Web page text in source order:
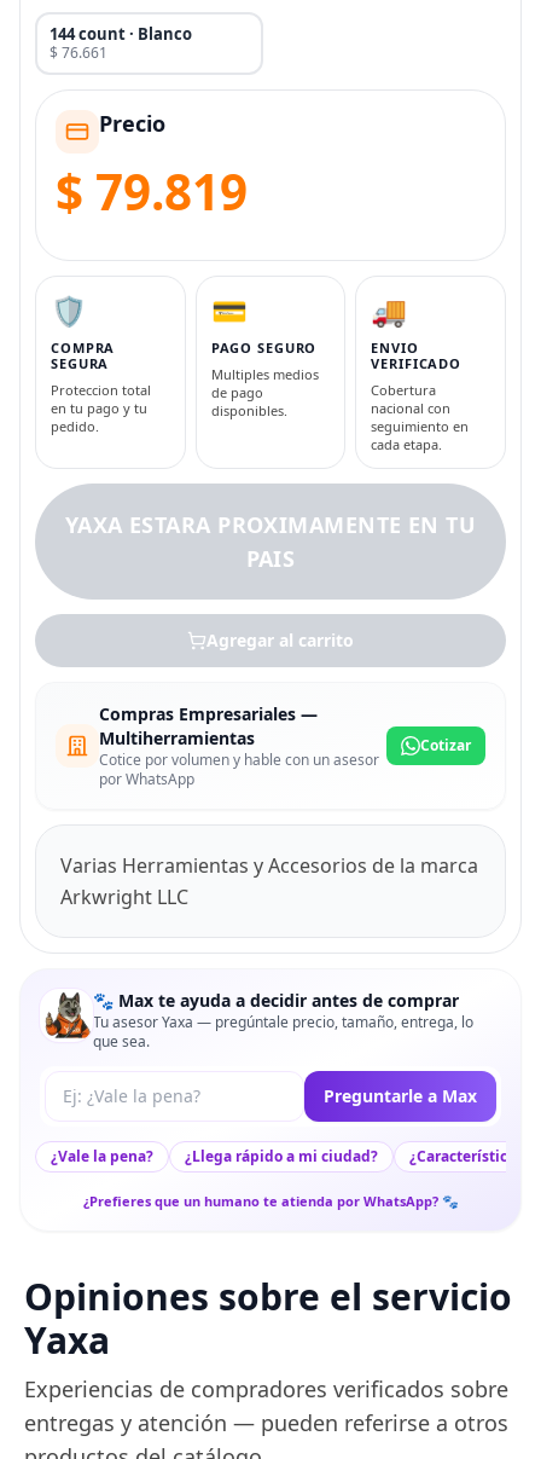
144 count · Blanco
$ 76.661
Precio
$ 79.819
🛡️
COMPRA
SEGURA
Proteccion total
en tu pago y tu
pedido.
💳
PAGO SEGURO
Multiples medios
de pago
disponibles.
🚚
ENVIO
VERIFICADO
Cobertura
nacional con
seguimiento en
cada etapa.
YAXA ESTARA PROXIMAMENTE EN TU
PAIS
Agregar al carrito
Compras Empresariales —
Multiherramientas
Cotice por volumen y hable con un asesor
por WhatsApp
Cotizar
Varias Herramientas y Accesorios de la marca
Arkwright LLC
🐾 Max te ayuda a decidir antes de comprar
Tu asesor Yaxa — pregúntale precio, tamaño, entrega, lo
que sea.
Tu pregunta a Max Preguntarle a Max
¿Vale la pena? ¿Llega rápido a mi ciudad? ¿Características
¿Prefieres que un humano te atienda por WhatsApp? 🐾
Opiniones sobre el servicio
Yaxa
Experiencias de compradores verificados sobre
entregas y atención — pueden referirse a otros